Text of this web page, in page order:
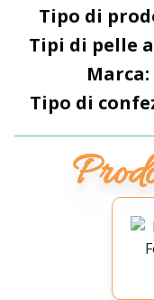
Tipo di
Tipi di pelle
Marca:
Tipo di